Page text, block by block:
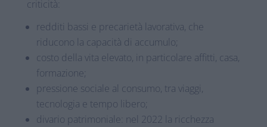
criticità:
redditi bassi e precarietà lavorativa, che
riducono la capacità di accumulo;
costo della vita elevato, in particolare affitti, casa,
formazione;
pressione sociale al consumo, tra viaggi,
tecnologia e tempo libero;
divario patrimoniale: nel 2022 la ricchezza